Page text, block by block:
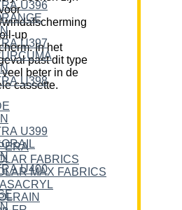
up
In het
past dit type
beter in de
cassette.
FABRICS
MAX FABRICS